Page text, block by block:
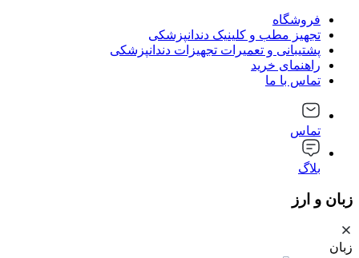
فروشگاه
تجهیز مطب و کلینیک دندانپزشکی
پشتیبانی و تعمیرات تجهیزات دندانپزشکی
راهنمای خرید
تماس با ما
تماس
بلاگ
زبان و ارز
زبان